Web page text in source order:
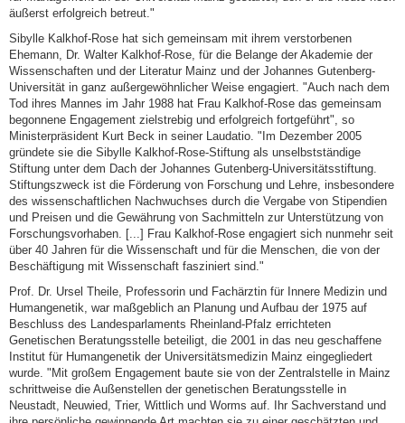
äußerst erfolgreich betreut."
Sibylle Kalkhof-Rose hat sich gemeinsam mit ihrem verstorbenen
Ehemann, Dr. Walter Kalkhof-Rose, für die Belange der Akademie der
Wissenschaften und der Literatur Mainz und der Johannes Gutenberg-
Universität in ganz außergewöhnlicher Weise engagiert. "Auch nach dem
Tod ihres Mannes im Jahr 1988 hat Frau Kalkhof-Rose das gemeinsam
begonnene Engagement zielstrebig und erfolgreich fortgeführt", so
Ministerpräsident Kurt Beck in seiner Laudatio. "Im Dezember 2005
gründete sie die Sibylle Kalkhof-Rose-Stiftung als unselbstständige
Stiftung unter dem Dach der Johannes Gutenberg-Universitätsstiftung.
Stiftungszweck ist die Förderung von Forschung und Lehre, insbesondere
des wissenschaftlichen Nachwuchses durch die Vergabe von Stipendien
und Preisen und die Gewährung von Sachmitteln zur Unterstützung von
Forschungsvorhaben. [...] Frau Kalkhof-Rose engagiert sich nunmehr seit
über 40 Jahren für die Wissenschaft und für die Menschen, die von der
Beschäftigung mit Wissenschaft fasziniert sind."
Prof. Dr. Ursel Theile, Professorin und Fachärztin für Innere Medizin und
Humangenetik, war maßgeblich an Planung und Aufbau der 1975 auf
Beschluss des Landesparlaments Rheinland-Pfalz errichteten
Genetischen Beratungsstelle beteiligt, die 2001 in das neu geschaffene
Institut für Humangenetik der Universitätsmedizin Mainz eingegliedert
wurde. "Mit großem Engagement baute sie von der Zentralstelle in Mainz
schrittweise die Außenstellen der genetischen Beratungsstelle in
Neustadt, Neuwied, Trier, Wittlich und Worms auf. Ihr Sachverstand und